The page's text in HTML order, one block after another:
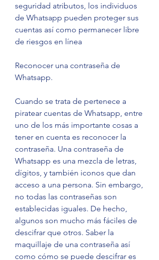
seguridad atributos, los individuos
de Whatsapp pueden proteger sus
cuentas así como permanecer libre
de riesgos en línea
Reconocer una contraseña de
Whatsapp.
Cuando se trata de pertenece a
piratear cuentas de Whatsapp, entre
uno de los más importante cosas a
tener en cuenta es reconocer la
contraseña. Una contraseña de
Whatsapp es una mezcla de letras,
dígitos, y también iconos que dan
acceso a una persona. Sin embargo,
no todas las contraseñas son
establecidas iguales. De hecho,
algunos son mucho más fáciles de
descifrar que otros. Saber la
maquillaje de una contraseña así
como cómo se puede descifrar es